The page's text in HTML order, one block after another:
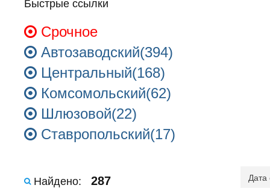
Быстрые ссылки
Срочное
Автозаводский(394)
Центральный(168)
Комсомольский(62)
Шлюзовой(22)
Ставропольский(17)
Найдено: 287